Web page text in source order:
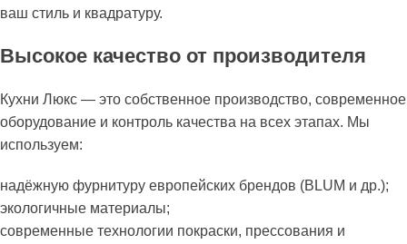
ваш стиль и квадратуру.
Высокое качество от производителя
Кухни Люкс — это собственное производство, современное
оборудование и контроль качества на всех этапах. Мы
используем:
надёжную фурнитуру европейских брендов (BLUM и др.);
экологичные материалы;
современные технологии покраски, прессования и